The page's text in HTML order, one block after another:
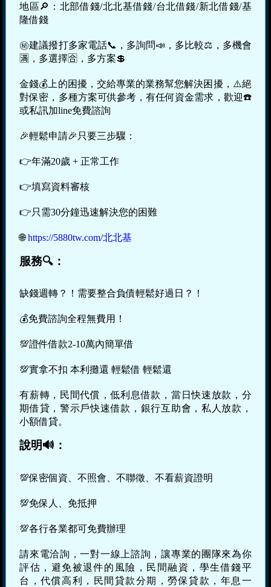
地區🔎：北部借錢/北北基借錢/台北借錢/新北借錢/基
隆借錢
㊙建議撥打多家電話📞，多詢問📣，多比較⚖，多機會
🈵，多選擇🈴，多方案💲
金錢💰上的困擾，交給專業的業務幫您解決困擾，⚠️絕
對保密，多種方案可供參考，有任何資金需求，歡迎☎️
或私訊加line免費諮詢
🎉輕鬆申請🎉只要三步驟：
👉年滿20歲 + 正常工作
👉填寫資料審核
👉只需30分鐘迅速解決您的困難
🌐https://5880tw.com/北北基
服務🔍：
缺錢週轉？！️需要整合負債輕鬆好過日？！️
💰免費諮詢全程無費用！️
💯證件借款2-10萬內簡單借
💯實拿不扣 本利攤還 輕鬆借 輕鬆還
有薪轉，民間代償，低利息借款，當日快速放款，分
期借貸，警示戶快速借款，銀行互助會，私人放款，
小額借貸。
說明🔊：
💯保密個資、不照會、不聯徵、不看薪資證明
💯免保人、免抵押
💯各行各業都可免費辦理
請來電洽詢，一對一線上諮詢，讓專業的團隊來為你
評估，避免被退件的風險，民間融資，學生借錢平
台，代償高利，民間貸款分期，勞保貸款，年息一